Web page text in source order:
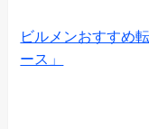
ビルメンおすすめ
ース」